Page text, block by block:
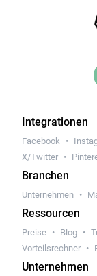
Integrationen
Facebook
X/Twitter
Branchen
Unternehmen
Ressourcen
Preise Blog
Vorteilsrechner
Unternehmen